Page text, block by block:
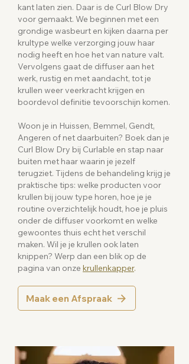
kant laten zien. Daar is de Curl Blow Dry
voor gemaakt. We beginnen met een
grondige wasbeurt en kijken daarna per
krultype welke verzorging jouw haar
nodig heeft en hoe het van nature valt.
Vervolgens gaat de diffuser aan het
werk, rustig en met aandacht, tot je
krullen weer veerkracht krijgen en
boordevol definitie tevoorschijn komen.
Woon je in Huissen, Bemmel, Gendt,
Angeren of net daarbuiten? Boek dan je
Curl Blow Dry bij Curlable en stap naar
buiten met haar waarin je jezelf
terugziet. Tijdens de behandeling krijg je
praktische tips: welke producten voor
krullen bij jouw type horen, hoe je je
routine overzichtelijk houdt, hoe je pluis
onder de diffuser voorkomt en welke
gewoontes thuis echt het verschil
maken. Wil je je krullen ook laten
knippen? Werp dan een blik op de
pagina van onze krullenkapper.
Maak een Afspraak